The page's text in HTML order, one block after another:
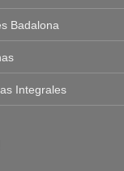
Badalona
Integrales